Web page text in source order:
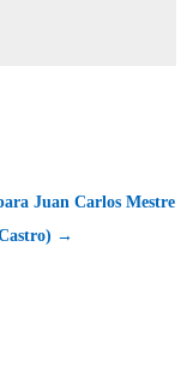
Juan Carlos Mestre
→